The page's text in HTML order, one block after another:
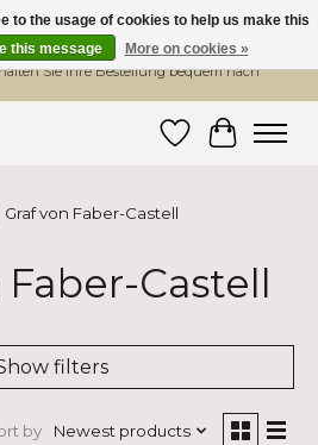
im Bereich Schule, Büro, Papier,
Sie Ihre Bestellung bequem nach
WishlistCart
Graf von Faber-Castell
Castell
filters
by Newest products
to the usage of cookies to help us make this
this message More on cookies »